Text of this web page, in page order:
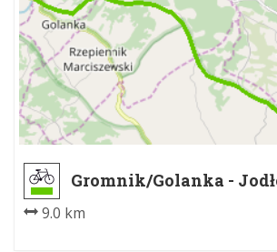
Gromnik/Golanka -
9.0 km